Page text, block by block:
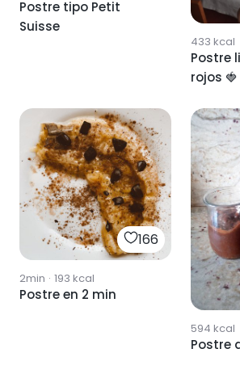
Postre tipo Petit
Suisse
433 kcal
Postre
rojos 🍓
166
2min · 193 kcal
Postre en 2 min
594 kcal
Postre